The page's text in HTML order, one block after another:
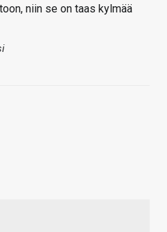
niin se on taas kylmää